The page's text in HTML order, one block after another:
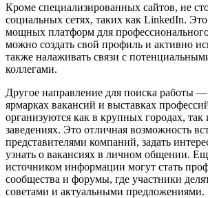
Кроме специализированных сайтов, не
социальных сетях, таких как LinkedIn.
мощных платформ для
можно создать свой профиль и активно
также налаживать связи с
коллегами.
Другое направление для поиска работы —
ярмарках вакансий и выставках
организуются как в крупных городах,
заведениях. Это отличная возможность
представителями компаний, задать
узнать о вакансиях в личном общении.
источником информации могут стать
сообщества и форумы, где участники
советами и актуальными предложениями.